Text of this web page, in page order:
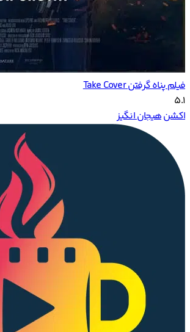
فیلم پناه گرفتن Take Cover
5.1
اکشنهیجان انگیز